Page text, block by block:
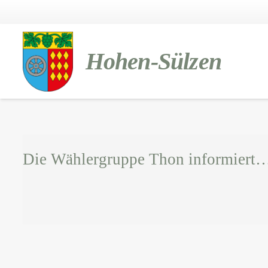
Hohen-Sülzen
Die Wählergruppe Thon